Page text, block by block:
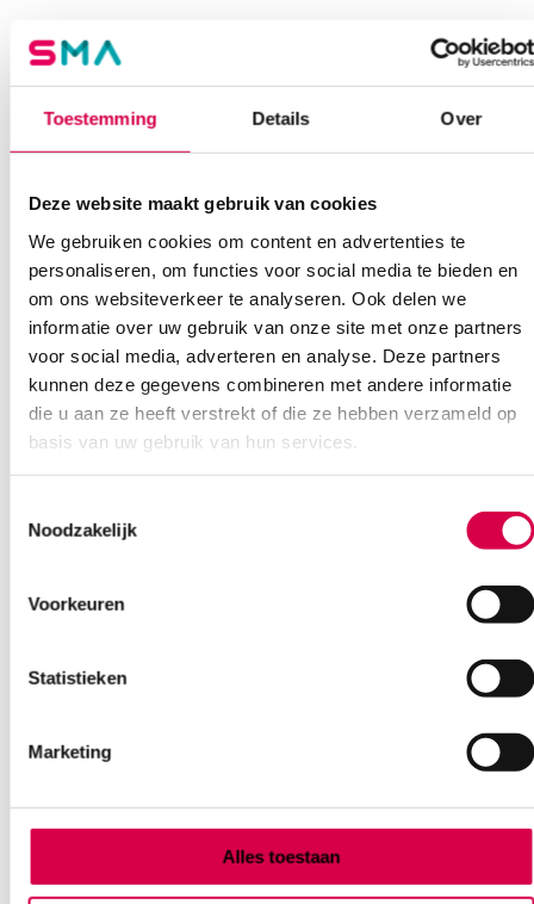
Toestemming Details Over
Deze website maakt gebruik van cookies
We gebruiken cookies om content en advertenties te
personaliseren, om functies voor social media te bieden en
om ons websiteverkeer te analyseren. Ook delen we
informatie over uw gebruik van onze site met onze partners
voor social media, adverteren en analyse. Deze partners
kunnen deze gegevens combineren met andere informatie
die u aan ze heeft verstrekt of die ze hebben verzameld op
basis van uw gebruik van hun services.
Noodzakelijk
Voorkeuren
Statistieken
Marketing
Alles toestaan
Steriel
Beoordelingen
beoordelen
Je moetingelogd zijnom een beoordeling te plaatsen.
Geen klein order toeslag vanaf €75 bestelwaarde
We scoren een gemiddelde van 7.1! (11 beoordelingen)
Klantenservice
Heb je een vraag?
Onze klantenservice is bereikbaar van maandag t/m vrijdag van